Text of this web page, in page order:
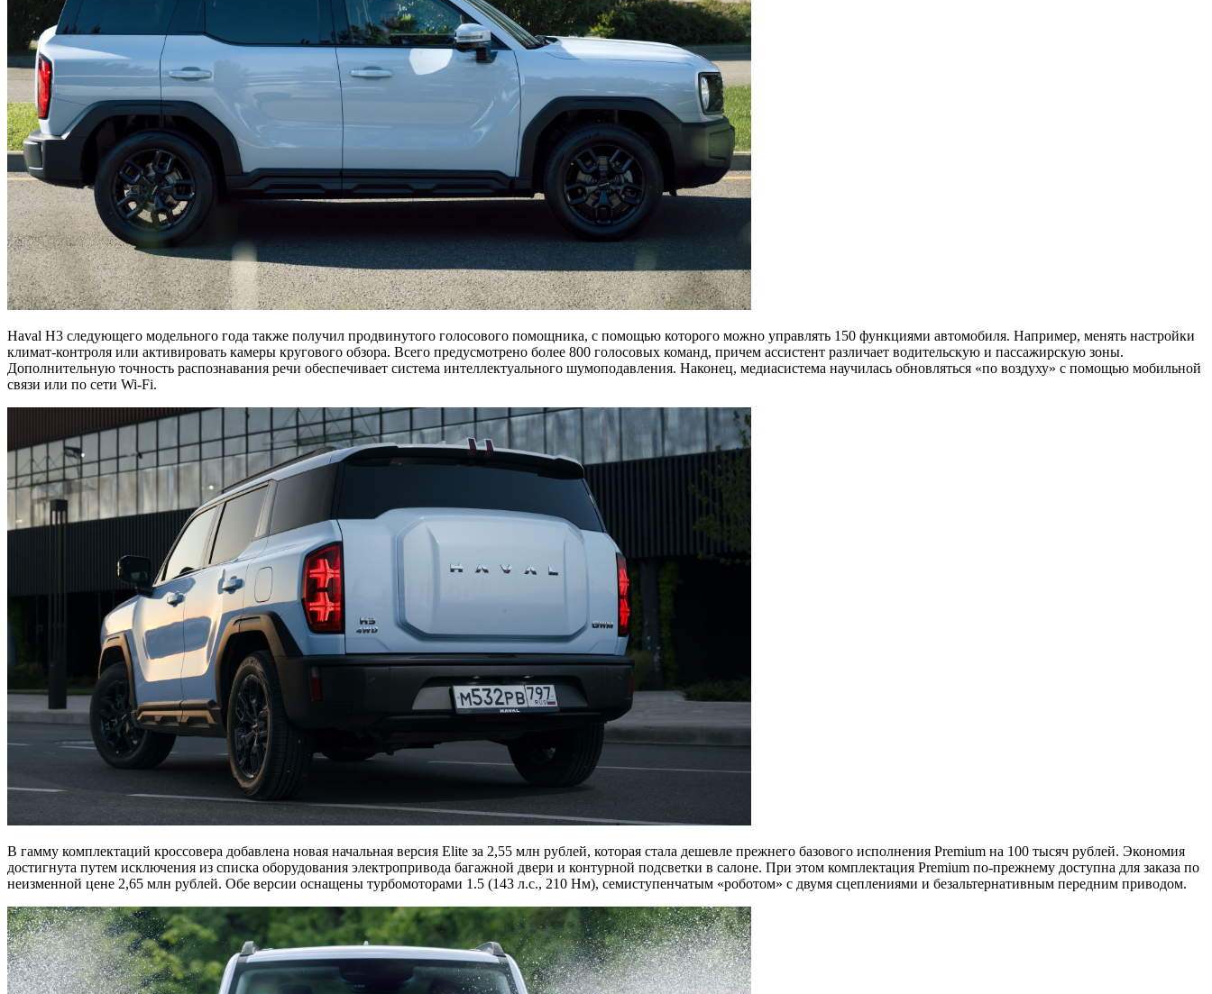
Haval H3 следующего модельного года также получил продвинутого голосового помощника, с помощью которого можно управлять 150 функциями автомобиля. Например, менять настройки
климат-контроля или активировать камеры кругового обзора. Всего предусмотрено более 800 голосовых команд, причем ассистент различает водительскую и пассажирскую зоны.
Дополнительную точность распознавания речи обеспечивает система интеллектуального шумоподавления. Наконец, медиасистема научилась обновляться «по воздуху» с помощью мобильной
связи или по сети Wi-Fi.
В гамму комплектаций кроссовера добавлена новая начальная версия Elite за 2,55 млн рублей, которая стала дешевле прежнего базового исполнения Premium на 100 тысяч рублей. Экономия
достигнута путем исключения из списка оборудования электропривода багажной двери и контурной подсветки в салоне. При этом комплектация Premium по-прежнему доступна для заказа по
неизменной цене 2,65 млн рублей. Обе версии оснащены турбомоторами 1.5 (143 л.с., 210 Нм), семиступенчатым «роботом» с двумя сцеплениями и безальтернативным передним приводом.